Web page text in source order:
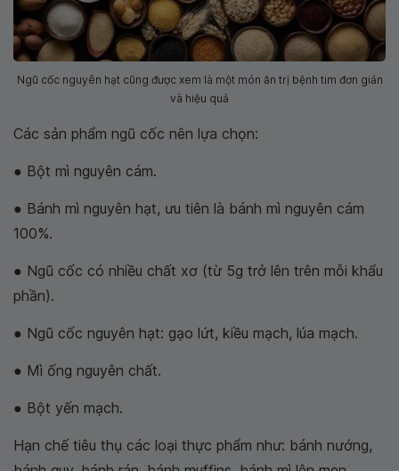
Ngũ cốc nguyên hạt cũng được xem là một món ăn trị bệnh tim đơn giản
và hiệu quả
Các sản phẩm ngũ cốc nên lựa chọn:
● Bột mì nguyên cám.
● Bánh mì nguyên hạt, ưu tiên là bánh mì nguyên cám
100%.
● Ngũ cốc có nhiều chất xơ (từ 5g trở lên trên mỗi khẩu
phần).
● Ngũ cốc nguyên hạt: gạo lứt, kiều mạch, lúa mạch.
● Mì ống nguyên chất.
● Bột yến mạch.
Hạn chế tiêu thụ các loại thực phẩm như: bánh nướng,